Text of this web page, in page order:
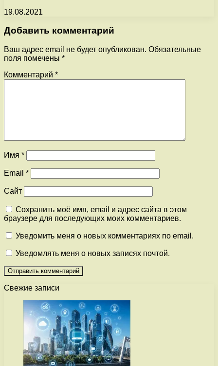
19.08.2021
Добавить комментарий
Ваш адрес email не будет опубликован. Обязательные
поля помечены *
Комментарий *
Имя *
Email *
Сайт
Сохранить моё имя, email и адрес сайта в этом
браузере для последующих моих комментариев.
Уведомить меня о новых комментариях по email.
Уведомлять меня о новых записях почтой.
Свежие записи